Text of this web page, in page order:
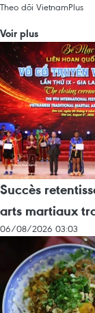
Theo dõi VietnamPlus
Voir plus
Succès
arts martiaux
06/08/2026 03:03